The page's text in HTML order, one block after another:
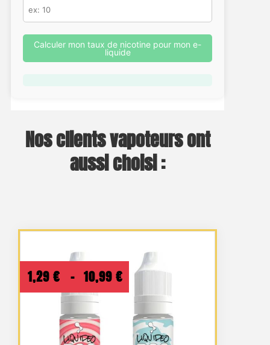
Calculer mon taux de nicotine pour mon e-
liquide
Nos clients vapoteurs ont
aussi choisi :
1,29 € – 10,99 €
Plage
de
prix :